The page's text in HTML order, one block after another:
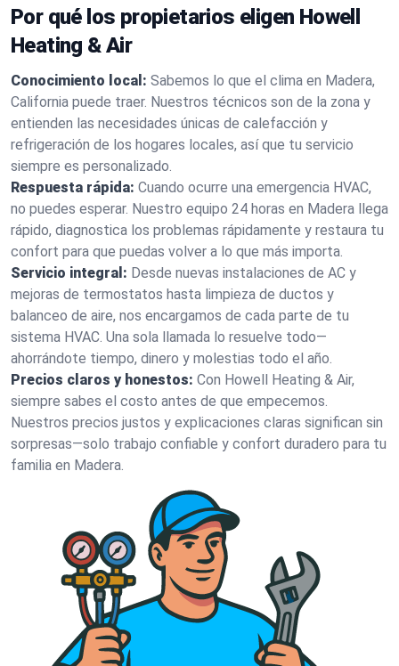
Por qué los propietarios eligen Howell
Heating & Air
Conocimiento local: Sabemos lo que el clima en Madera,
California puede traer. Nuestros técnicos son de la zona y
entienden las necesidades únicas de calefacción y
refrigeración de los hogares locales, así que tu servicio
siempre es personalizado.
Respuesta rápida: Cuando ocurre una emergencia HVAC,
no puedes esperar. Nuestro equipo 24 horas en Madera llega
rápido, diagnostica los problemas rápidamente y restaura tu
confort para que puedas volver a lo que más importa.
Servicio integral: Desde nuevas instalaciones de AC y
mejoras de termostatos hasta limpieza de ductos y
balanceo de aire, nos encargamos de cada parte de tu
sistema HVAC. Una sola llamada lo resuelve todo—
ahorrándote tiempo, dinero y molestias todo el año.
Precios claros y honestos: Con Howell Heating & Air,
siempre sabes el costo antes de que empecemos.
Nuestros precios justos y explicaciones claras significan sin
sorpresas—solo trabajo confiable y confort duradero para tu
familia en Madera.